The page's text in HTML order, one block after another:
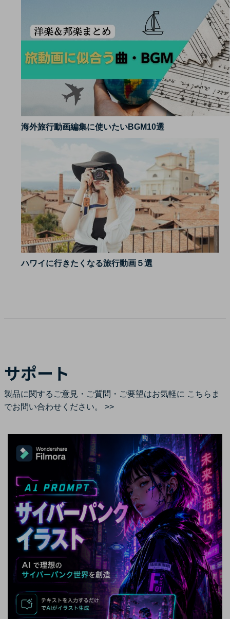
海外旅行動画編集に使いたいBGM10選
ハワイに行きたくなる旅行動画５選
サポート
製品に関するご意見・ご質問・ご要望はお気軽に こちらま
でお問い合わせください。 >>